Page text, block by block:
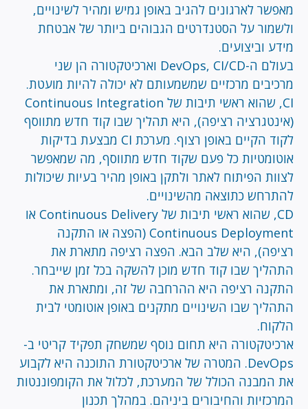
מאפשר לארגונים להגיב באופן גמיש ומהיר לשינויים,
ולשמור על הסטנדרטים הגבוהים ביותר של אבטחת
מידע וביצועים.
בעולם ה-DevOps, CI/CD וארכיטקטורה הן שני
מרכיבים מרכזיים שמשמעותם לא יכולה להיות מועטת.
CI, שהוא ראשי תיבות של Continuous Integration
(אינטגרציה רציפה), היא תהליך שבו קוד חדש מתווסף
לקוד הקיים באופן רצוף. מערכת CI מבצעת בדיקות
אוטומטיות כל פעם שקוד חדש מתווסף, מה שמאפשר
לצוות הפיתוח לאתר ולתקן באופן מהיר בעיות שיכולות
להתרחש כתוצאה מהשינויים.
CD, שהוא ראשי תיבות של Continuous Delivery או
Continuous Deployment (הפצה או התקנה
רציפה), היא שלב הבא. הפצה רציפה מתארת את
התהליך שבו קוד חדש מוכן להשקה בכל זמן שייבחר.
התקנה רציפה היא ההרחבה של זה, ומתארת את
התהליך שבו השינויים מתקנים באופן אוטומטי לבית
הלקוח.
ארכיטקטורה היא תחום נוסף שמשחק תפקיד קריטי ב-
DevOps. המטרה של ארכיטקטורת התוכנה היא לקבוע
את המבנה הכולל של המערכת, לכלול את הקומפוננטות
המרכזיות והחיבורים ביניהם. במהלך תכנון